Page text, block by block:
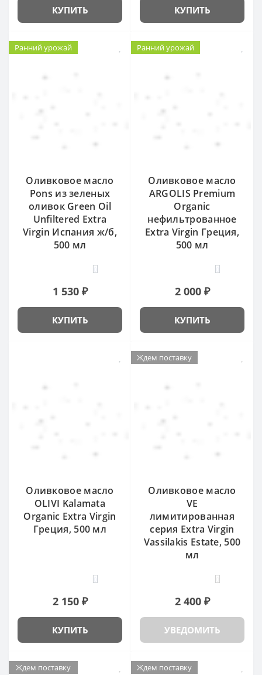
КУПИТЬ КУПИТЬ
Ранний урожай
Оливковое масло
Pons из зеленых
оливок Green Oil
Unfiltered Extra
Virgin Испания ж/б,
500 мл
1 530 ₽
КУПИТЬ
Ранний урожай
Оливковое масло
ARGOLIS Premium
Organic
нефильтрованное
Extra Virgin Греция,
500 мл
2 000 ₽
КУПИТЬ
Оливковое масло
OLIVI Kalamata
Organic Extra Virgin
Греция, 500 мл
2 150 ₽
КУПИТЬ
Ждем поставку
Оливковое масло
VE
лимитированная
серия Extra Virgin
Vassilakis Estate, 500
мл
2 400 ₽
УВЕДОМИТЬ
Ждем поставку
Ждем поставку